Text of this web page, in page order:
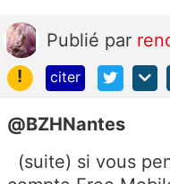
Publié par
!
citer
@BZHNantes
(suite) si vous